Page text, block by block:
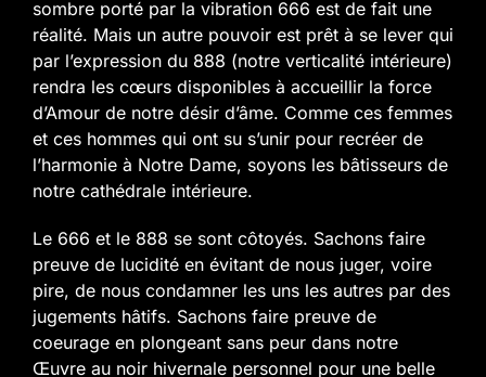
sombre porté par la vibration 666 est de fait une
réalité. Mais un autre pouvoir est prêt à se lever qui
par l’expression du 888 (notre verticalité intérieure)
rendra les cœurs disponibles à accueillir la force
d’Amour de notre désir d’âme. Comme ces femmes
et ces hommes qui ont su s’unir pour recréer de
l’harmonie à Notre Dame, soyons les bâtisseurs de
notre cathédrale intérieure.
Le 666 et le 888 se sont côtoyés. Sachons faire
preuve de lucidité en évitant de nous juger, voire
pire, de nous condamner les uns les autres par des
jugements hâtifs. Sachons faire preuve de
coeurage en plongeant sans peur dans notre
Œuvre au noir hivernale personnel pour une belle